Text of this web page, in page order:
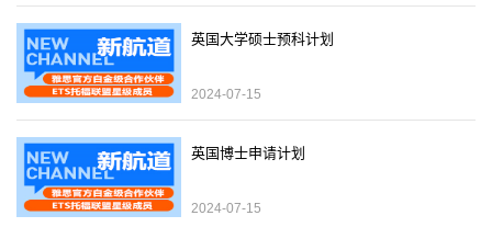
英国大学硕士预科计划
2024-07-15
英国博士申请计划
2024-07-15